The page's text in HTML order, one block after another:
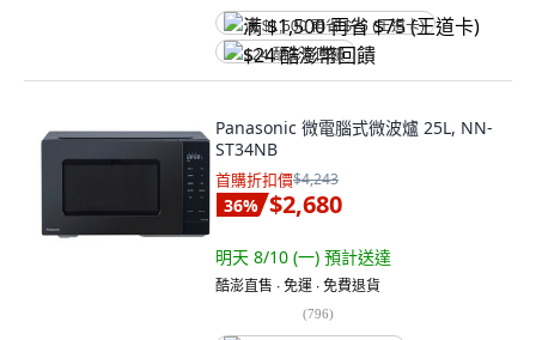
满 $1,500 再省 $75 (王道卡)
$24 酷澎幣回饋
Panasonic 微電腦式微波爐 25L, NN-
ST34NB
首購折扣價$4,243
36% $2,680
明天 8/10 (一) 預計送達
酷澎直售 ∙ 免運 ∙ 免費退貨
(796)